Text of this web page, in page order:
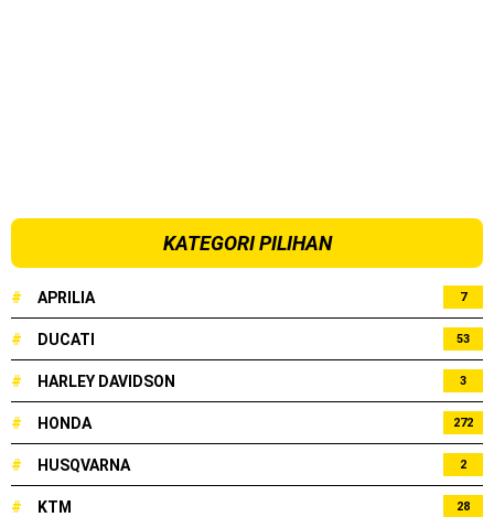
KATEGORI PILIHAN
# APRILIA 7
# DUCATI 53
# HARLEY DAVIDSON 3
# HONDA 272
# HUSQVARNA 2
# KTM 28